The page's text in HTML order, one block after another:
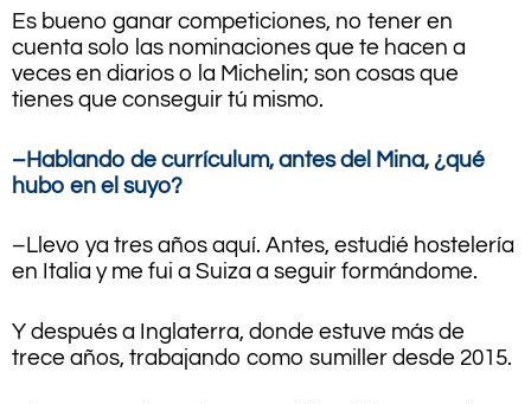
Es bueno ganar competiciones, no tener en
cuenta solo las nominaciones que te hacen a
veces en diarios o la Michelin; son cosas que
tienes que conseguir tú mismo.
–Hablando de currículum, antes del Mina, ¿qué
hubo en el suyo?
–Llevo ya tres años aquí. Antes, estudié hostelería
en Italia y me fui a Suiza a seguir formándome.
Y después a Inglaterra, donde estuve más de
trece años, trabajando como sumiller desde 2015.